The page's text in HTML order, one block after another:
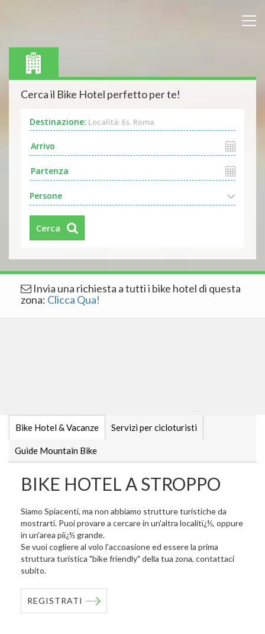
Cerca il Bike Hotel perfetto per te!
Destinazione: Località: Es. Roma
Persone
Cerca
Invia una richiesta a tutti i bike hotel di questa
zona: Clicca Qua!
Bike Hotel & Vacanze Servizi per cicloturisti
Guide Mountain Bike
BIKE HOTEL A STROPPO
Siamo Spiacenti, ma non abbiamo strutture turistiche da
mostrarti. Puoi provare a cercare in un'altra localitï¿½, oppure
in un'area piï¿½ grande.
Se vuoi cogliere al volo l'accoasione ed essere la prima
struttura turistica "bike friendly" della tua zona, contattaci
subito.
REGISTRATI